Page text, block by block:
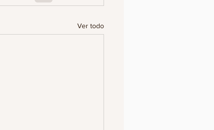
Ver todo